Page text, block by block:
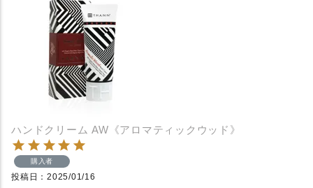
ハンドクリーム AW《アロマティックウッド》
購入者
投稿日 2025/01/16